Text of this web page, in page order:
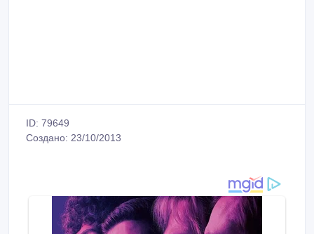
ID: 79649
Создано: 23/10/2013